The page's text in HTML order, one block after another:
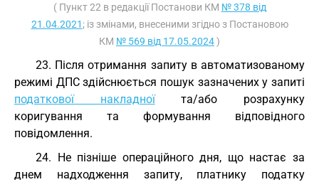
( Пункт 22 в редакції Постанови КМ № 378 від
21.04.2021 ; із змінами, внесеними згідно з Постановою
КМ № 569 від 17.05.2024)
23. Після отримання запиту в автоматизованому
режимі ДПС здійснюється пошук зазначених у запиті
податкової накладноїта/або розрахунку
коригування та формування відповідного
повідомлення.
24. Не пізніше операційного дня, що настає за
днем надходження запиту, платнику податку